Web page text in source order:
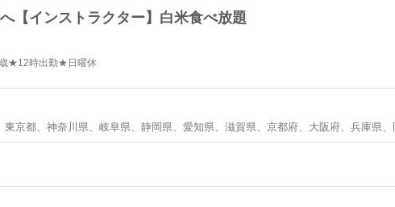
【インストラクター】白米食べ放題
★12時出勤★日曜休
京都、神奈川県、岐阜県、静岡県、愛知県、滋賀県、京都府、大阪府、兵庫県